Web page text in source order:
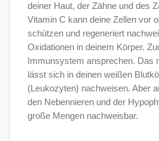
deiner Haut, der Zähne und des
Vitamin C kann deine Zellen vor
schützen und regeneriert
Oxidationen in deinem Körper.
Immunsystem ansprechen. Das
lässt sich in deinen weißen
(Leukozyten) nachweisen. Aber
den Nebennieren und der
große Mengen nachweisbar.